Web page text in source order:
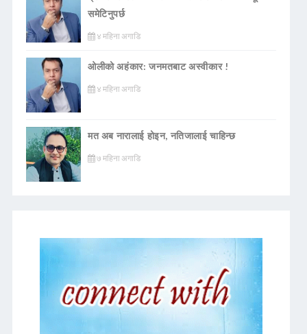
समेटिनुपर्छ
४ महिना अगाडि
ओलीको अहंकार: जनमतबाट अस्वीकार !
४ महिना अगाडि
मत अब नारालाई होइन, नतिजालाई चाहिन्छ
७ महिना अगाडि